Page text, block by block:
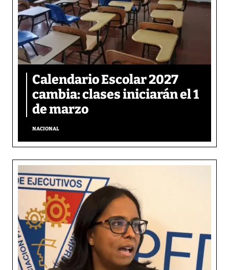
Calendario Escolar 2027
cambia: clases iniciarán el 1
de marzo
NACIONAL